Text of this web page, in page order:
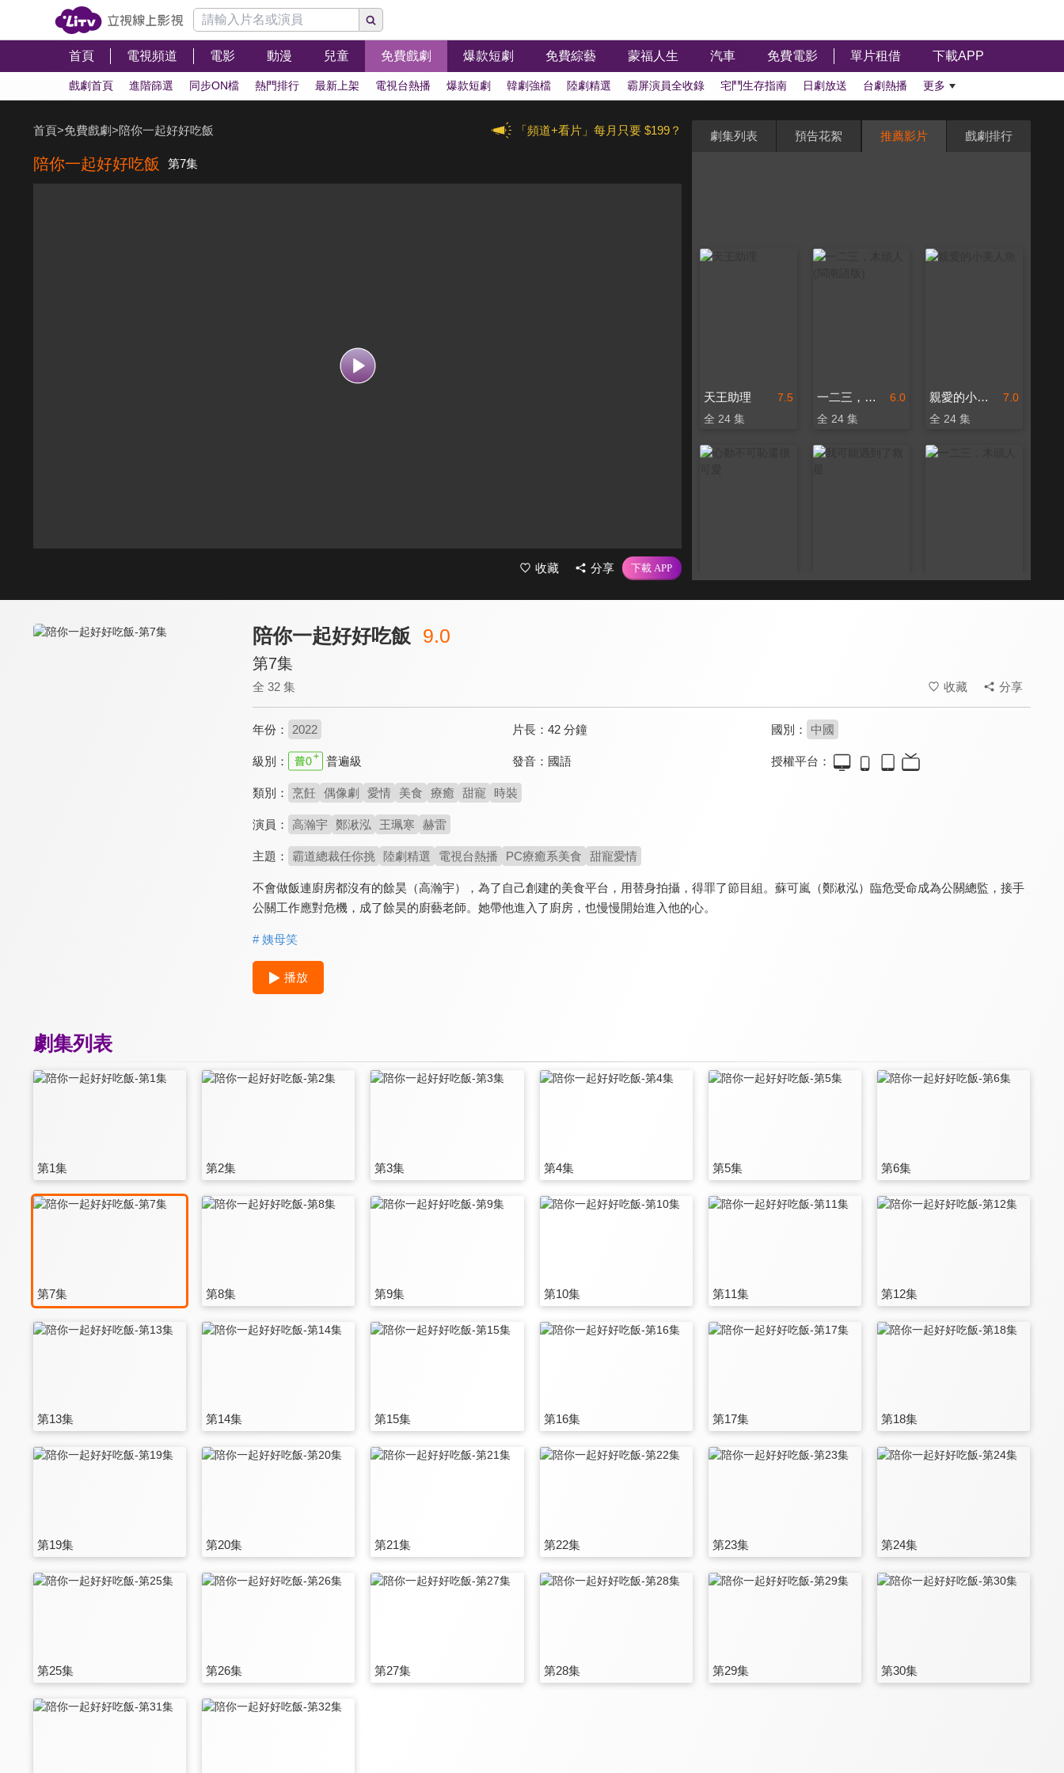
首頁 電視頻道 電影 動漫 兒童 免費戲劇 爆款短劇 免費綜藝 蒙福人生 汽車 免費電影 單片租借 下載APP
戲劇首頁 進階篩選 同步ON檔 熱門排行 最新上架 電視台熱播 爆款短劇 韓劇強檔 陸劇精選 霸屏演員全收錄 宅鬥生存指南 日劇放送 台劇熱播 更多
「頻道+看片」每月只要 $199？
首頁>免費戲劇>陪你一起好好吃飯
陪你一起好好吃飯 第7集
收藏 分享
劇集列表 預告花絮 推薦影片 戲劇排行
7.5
天王助理
全 24 集
6.0
一二三，木頭人(閩南語版)
全 24 集
7.0
親愛的小美人魚
全 24 集
陪你一起好好吃飯 9.0
第7集
全 32 集 收藏 分享
年份： 2022 片長： 42 分鐘 國別： 中國
級別： 普遍級 發音： 國語 授權平台：
類別： 烹飪 偶像劇 愛情 美食 療癒 甜寵 時裝
演員： 高瀚宇 鄭湫泓 王珮寒 赫雷
主題： 霸道總裁任你挑 陸劇精選 電視台熱播 PC療癒系美食 甜寵愛情
不會做飯連廚房都沒有的餘昊（高瀚宇），為了自己創建的美食平台，用替身拍攝，得罪了節目組。蘇可嵐（鄭湫泓）臨危受命成為公關總監，接手
公關工作應對危機，成了餘昊的廚藝老師。她帶他進入了廚房，也慢慢開始進入他的心。
# 姨母笑
播放
劇集列表
第1集 第2集 第3集 第4集 第5集 第6集
第7集 第8集 第9集 第10集 第11集 第12集
第13集 第14集 第15集 第16集 第17集 第18集
第19集 第20集 第21集 第22集 第23集 第24集
第25集 第26集 第27集 第28集 第29集 第30集